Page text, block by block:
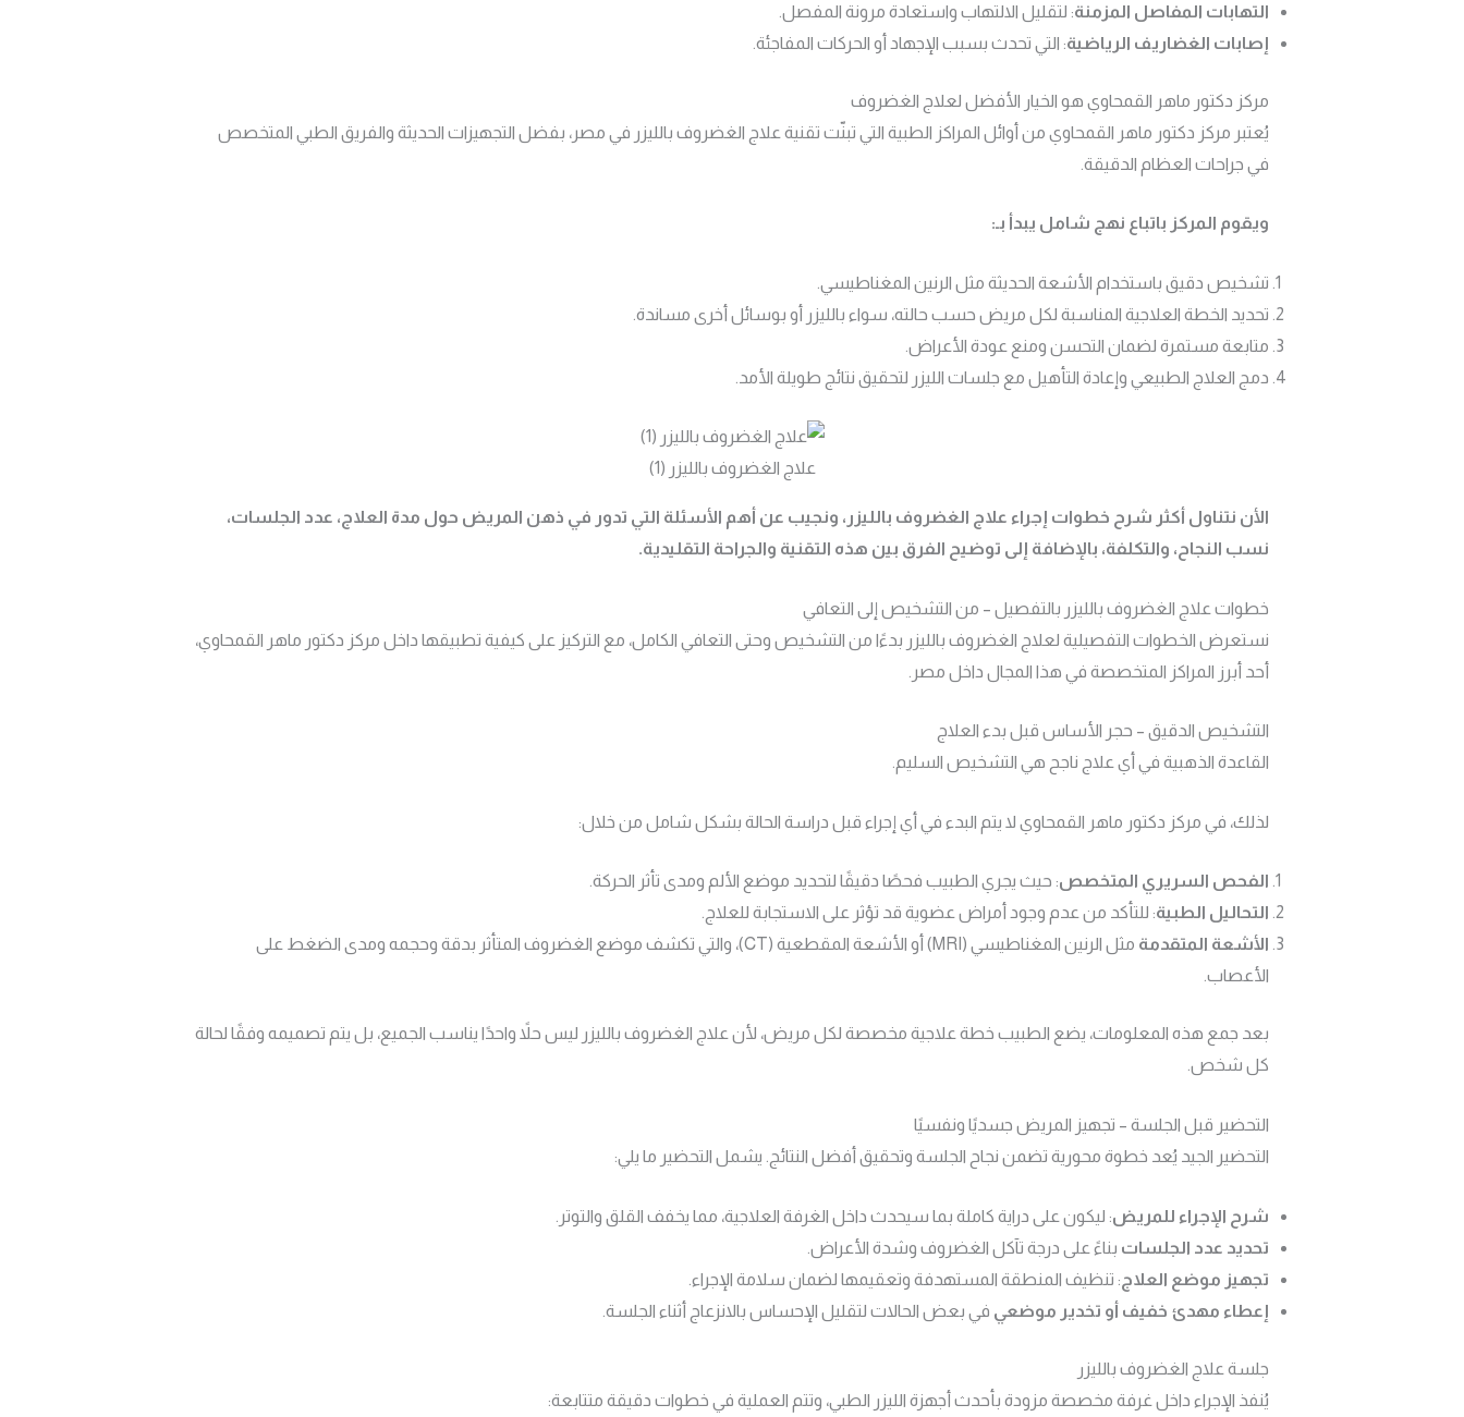
التهابات المفاصل المزمنة: لتقليل الالتهاب واستعادة مرونة المفصل.
إصابات الغضاريف الرياضية: التي تحدث بسبب الإجهاد أو الحركات المفاجئة.
مركز دكتور ماهر القمحاوي هو الخيار الأفضل لعلاج الغضروف
يُعتبر مركز دكتور ماهر القمحاوي من أوائل المراكز الطبية التي تبنّت تقنية علاج الغضروف بالليزر في مصر، بفضل التجهيزات الحديثة والفريق الطبي المتخصص
في جراحات العظام الدقيقة.
ويقوم المركز باتباع نهج شامل يبدأ بـ:
تشخيص دقيق باستخدام الأشعة الحديثة مثل الرنين المغناطيسي.
تحديد الخطة العلاجية المناسبة لكل مريض حسب حالته، سواء بالليزر أو بوسائل أخرى مساندة.
متابعة مستمرة لضمان التحسن ومنع عودة الأعراض.
دمج العلاج الطبيعي وإعادة التأهيل مع جلسات الليزر لتحقيق نتائج طويلة الأمد.
علاج الغضروف بالليزر (1)
الأن نتناول أكثر شرح خطوات إجراء علاج الغضروف بالليزر، ونجيب عن أهم الأسئلة التي تدور في ذهن المريض حول مدة العلاج، عدد الجلسات،
نسب النجاح، والتكلفة، بالإضافة إلى توضيح الفرق بين هذه التقنية والجراحة التقليدية.
خطوات علاج الغضروف بالليزر بالتفصيل – من التشخيص إلى التعافي
نستعرض الخطوات التفصيلية لعلاج الغضروف بالليزر بدءًا من التشخيص وحتى التعافي الكامل، مع التركيز على كيفية تطبيقها داخل مركز دكتور ماهر القمحاوي،
أحد أبرز المراكز المتخصصة في هذا المجال داخل مصر.
التشخيص الدقيق – حجر الأساس قبل بدء العلاج
القاعدة الذهبية في أي علاج ناجح هي التشخيص السليم.
لذلك، في مركز دكتور ماهر القمحاوي لا يتم البدء في أي إجراء قبل دراسة الحالة بشكل شامل من خلال:
الفحص السريري المتخصص: حيث يجري الطبيب فحصًا دقيقًا لتحديد موضع الألم ومدى تأثر الحركة.
التحاليل الطبية: للتأكد من عدم وجود أمراض عضوية قد تؤثر على الاستجابة للعلاج.
الأشعة المتقدمة
مثل الرنين المغناطيسي (MRI) أو الأشعة المقطعية (CT)، والتي تكشف موضع الغضروف المتأثر بدقة وحجمه ومدى الضغط على
الأعصاب.
بعد جمع هذه المعلومات، يضع الطبيب خطة علاجية مخصصة لكل مريض، لأن علاج الغضروف بالليزر ليس حلاً واحدًا يناسب الجميع، بل يتم تصميمه وفقًا لحالة
كل شخص.
التحضير قبل الجلسة – تجهيز المريض جسديًا ونفسيًا
التحضير الجيد يُعد خطوة محورية تضمن نجاح الجلسة وتحقيق أفضل النتائج. يشمل التحضير ما يلي:
شرح الإجراء للمريض: ليكون على دراية كاملة بما سيحدث داخل الغرفة العلاجية، مما يخفف القلق والتوتر.
تحديد عدد الجلسات بناءً على درجة تآكل الغضروف وشدة الأعراض.
تجهيز موضع العلاج : تنظيف المنطقة المستهدفة وتعقيمها لضمان سلامة الإجراء.
إعطاء مهدئ خفيف أو تخدير موضعي في بعض الحالات لتقليل الإحساس بالانزعاج أثناء الجلسة.
جلسة علاج الغضروف بالليزر
يُنفذ الإجراء داخل غرفة مخصصة مزودة بأحدث أجهزة الليزر الطبي، وتتم العملية في خطوات دقيقة متتابعة: